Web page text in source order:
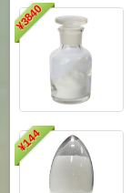
¥
3840
¥
144